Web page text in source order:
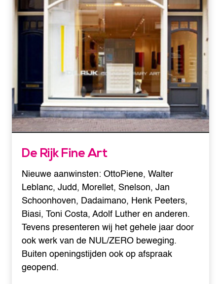
De Rijk Fine Art
Nieuwe aanwinsten: OttoPiene, Walter
Leblanc, Judd, Morellet, Snelson, Jan
Schoonhoven, Dadaimano, Henk Peeters,
Biasi, Toni Costa, Adolf Luther en anderen.
Tevens presenteren wij het gehele jaar door
ook werk van de NUL/ZERO beweging.
Buiten openingstijden ook op afspraak
geopend.